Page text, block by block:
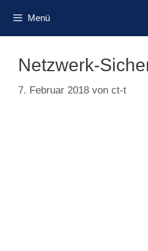
Inhalt
springen
Menü
Netzwerk-
7. Februar 2018 von ct-t